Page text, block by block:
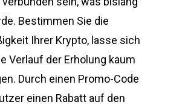
Bestimmen Sie die
Ihrer Krypto, lasse sich
Verlauf der Erholung kaum
Durch einen Promo-Code
einen Rabatt auf den